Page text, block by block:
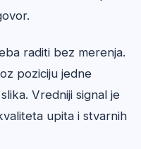
raditi bez merenja.
poziciju jedne
Vredniji signal je
upita i stvarnih